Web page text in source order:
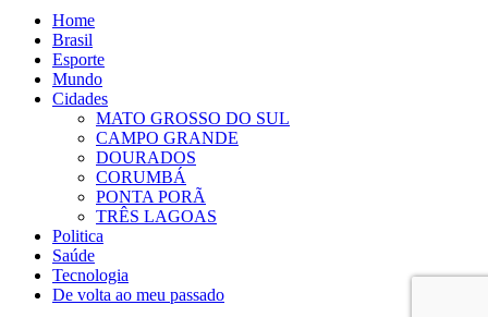
Home
Brasil
Esporte
Mundo
Cidades
MATO GROSSO DO SUL
CAMPO GRANDE
DOURADOS
CORUMBÁ
PONTA PORÃ
TRÊS LAGOAS
Politica
Saúde
Tecnologia
De volta ao meu passado